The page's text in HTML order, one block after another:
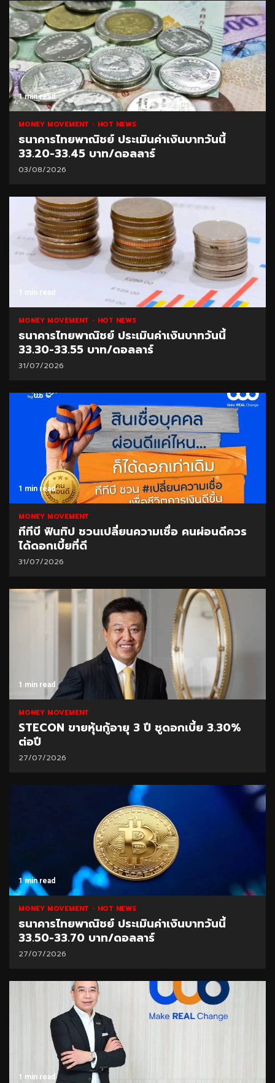
1 min read
MONEY MOVEMENT HOT NEWS
ธนาคารไทยพาณิชย์ ประเมินค่าเงินบาทวันนี้
33.20-33.45 บาท/ดอลลาร์
03/08/2026
1 min read
MONEY MOVEMENT HOT NEWS
ธนาคารไทยพาณิชย์ ประเมินค่าเงินบาทวันนี้
33.30-33.55 บาท/ดอลลาร์
31/07/2026
1 min read
MONEY MOVEMENT
ทีทีบี ฟินทิป ชวนเปลี่ยนความเชื่อ คนผ่อนดีควร
ได้ดอกเบี้ยที่ดี
31/07/2026
1 min read
MONEY MOVEMENT
STECON ขายหุ้นกู้อายุ 3 ปี ชูดอกเบี้ย 3.30%
ต่อปี
27/07/2026
1 min read
MONEY MOVEMENT HOT NEWS
ธนาคารไทยพาณิชย์ ประเมินค่าเงินบาทวันนี้
33.50-33.70 บาท/ดอลลาร์
27/07/2026
1 min read